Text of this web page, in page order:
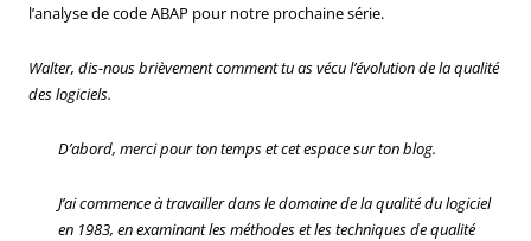
l’analyse de code ABAP pour notre prochaine série.
Walter, dis-nous brièvement comment tu as vécu l’évolution de la qualité
des logiciels.
D’abord, merci pour ton temps et cet espace sur ton blog.
J’ai commence à travailler dans le domaine de la qualité du logiciel
en 1983, en examinant les méthodes et les techniques de qualité